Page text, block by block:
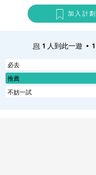
加入計劃
1 人到此一遊 . 1
必去
推薦
不妨一試